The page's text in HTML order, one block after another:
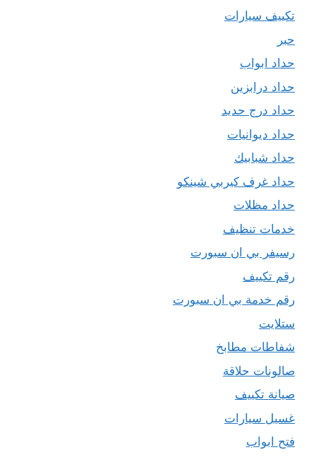
تكييف سيارات
حبر
حداد ابواب
حداد درابزين
حداد درج حديد
حداد ديوانيات
حداد شبابيك
حداد غرف كيربي شينكو
حداد مظلات
خدمات تنظيف
رسيفر بي ان سبورت
رقم تكييف
رقم خدمة بي ان سبورت
ستلايت
شفاطات مطابخ
صالونات حلاقة
صيانة تكييف
غسيل سيارات
فتح ابواب